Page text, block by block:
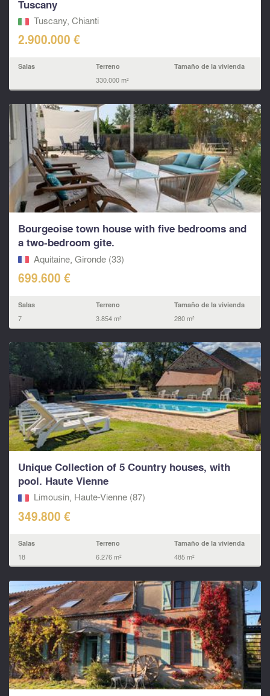
Tuscany
Tuscany, Chianti
2.900.000 €
Salas Terreno
330.000 m²
Tamaño de la vivienda
Bourgeoise town house with five bedrooms and
a two-bedroom gite.
Aquitaine, Gironde (33)
699.600 €
Salas
7
Terreno
3.854 m²
Tamaño de la vivienda
280 m²
Unique Collection of 5 Country houses, with
pool. Haute Vienne
Limousin, Haute-Vienne (87)
349.800 €
Salas
18
Terreno
6.276 m²
Tamaño de la vivienda
485 m²